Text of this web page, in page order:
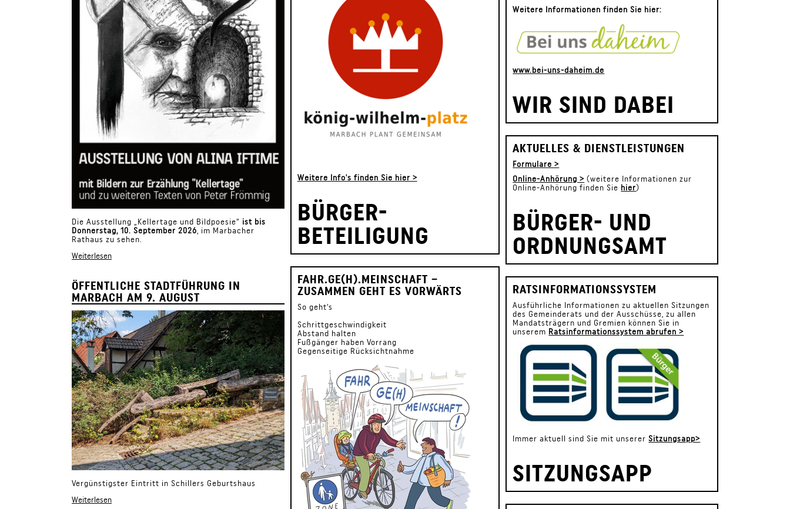
Die Ausstellung „Kellertage und Bildpoesie“ ist bis
Donnerstag, 10. September 2026 , im Marbacher
Rathaus zu sehen.
Weiterlesen
ÖFFENTLICHE STADTFÜHRUNG IN
MARBACH AM 9. AUGUST
Vergünstigster Eintritt in Schillers Geburtshaus
Weiterlesen
Weitere Info's finden Sie hier >
BÜRGER-
BETEILIGUNG
FAHR.GE(H).MEINSCHAFT –
ZUSAMMEN GEHT ES VORWÄRTS
So geht‘s
Schrittgeschwindigkeit
Abstand halten
Fußgänger haben Vorrang
Gegenseitige Rücksichtnahme
Weitere Informationen finden Sie hier:
www.bei-uns-daheim.de
WIR SIND DABEI
AKTUELLES & DIENSTLEISTUNGEN
Formulare >
Online-Anhörung > (weitere Informationen zur
Online-Anhörung finden Sie hier)
BÜRGER- UND
ORDNUNGSAMT
RATSINFORMATIONSSYSTEM
Ausführliche Informationen zu aktuellen Sitzungen
des Gemeinderats und der Ausschüsse, zu allen
Mandatsträgern und Gremien können Sie in
unserem Ratsinformationssystem abrufen >
Immer aktuell sind Sie mit unsererSitzungsapp>
SITZUNGSAPP